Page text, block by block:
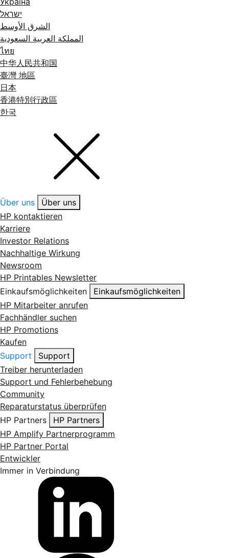
ישראל
الشرق الأوسط
المملكة العربية السعودية
ไทย
中华人民共和国
臺灣 地區
日本
香港特別行政區
한국
Über uns
Über uns
HP kontaktieren
Karriere
Investor Relations
Nachhaltige Wirkung
Newsroom
HP Printables Newsletter
Einkaufsmöglichkeiten
Einkaufsmöglichkeiten
HP Mitarbeiter anrufen
Fachhändler suchen
HP Promotions
Kaufen
Support
Support
Treiber herunterladen
Support und Fehlerbehebung
Community
Reparaturstatus überprüfen
HP Partners
HP Partners
HP Amplify Partnerprogramm
HP Partner Portal
Entwickler
Immer in Verbindung